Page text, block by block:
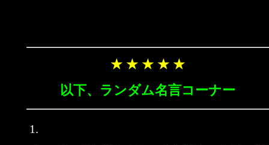
★ ★ ★ ★ ★
以下、ランダム名言コーナー
1.